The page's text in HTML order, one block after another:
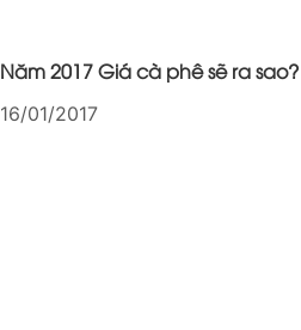
Năm 2017 Giá cà phê sẽ ra sao?
16/01/2017